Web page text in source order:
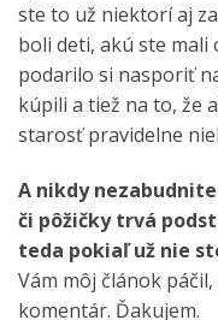
ste to už niektorí aj
boli deti, akú ste mali
podarilo si nasporiť
kúpili a tiež na to, že
starosť pravidelne
A nikdy
či pôžičky trvá
teda pokiaľ už nie
Vám môj článok
komentár. Ďakujem.